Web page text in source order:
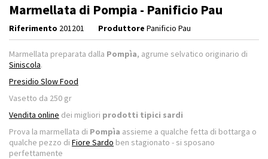
Marmellata di Pompia - Panificio Pau
Riferimento 201201 Produttore Panificio Pau
Marmellata preparata dalla Pompìa, agrume selvatico originario di
Siniscola.
Presidio Slow Food
Vasetto da 250 gr
Vendita online dei migliori prodotti tipici sardi
Prova la marmellata di Pompìa assieme a qualche fetta di bottarga o
qualche pezzo di Fiore Sardo ben stagionato - si sposano
perfettamente